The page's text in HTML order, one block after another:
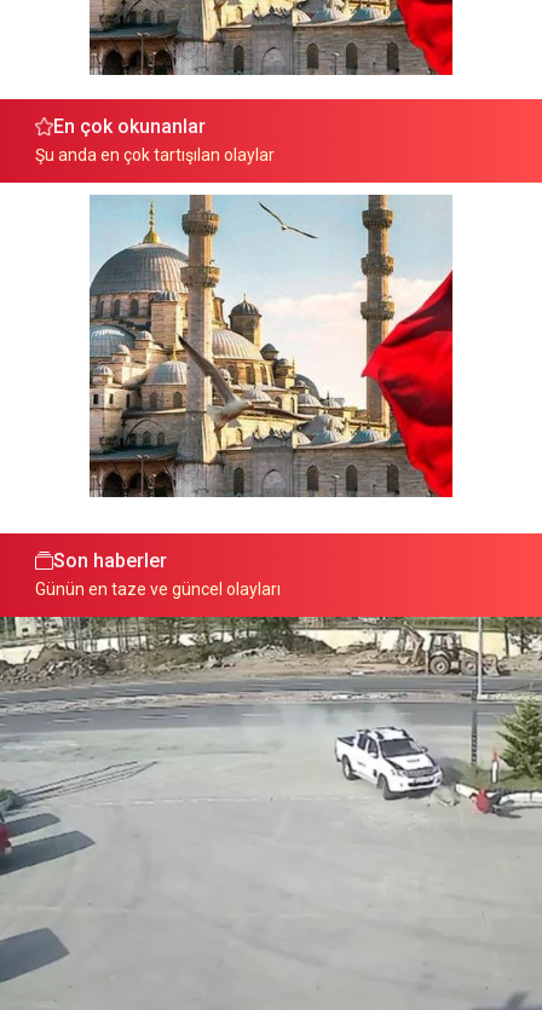
En çok okunanlar
Şu anda en çok tartışılan olaylar
Son haberler
Günün en taze ve güncel olayları